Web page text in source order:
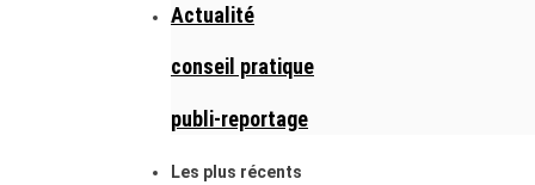
Actualité
conseil pratique
publi-reportage
Les plus récents